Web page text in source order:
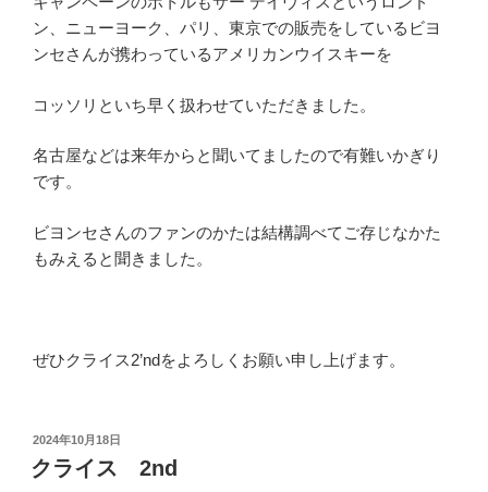
ン、ニューヨーク、パリ、東京での販売をしているビヨ
ンセさんが携わっているアメリカンウイスキーを
コッソリといち早く扱わせていただきました。
名古屋などは来年からと聞いてましたので有難いかぎり
です。
ビヨンセさんのファンのかたは結構調べてご存じなかた
もみえると聞きました。
ぜひクライス2’ndをよろしくお願い申し上げます。
投
稿
日:
2024年10月18日
クライス 2nd